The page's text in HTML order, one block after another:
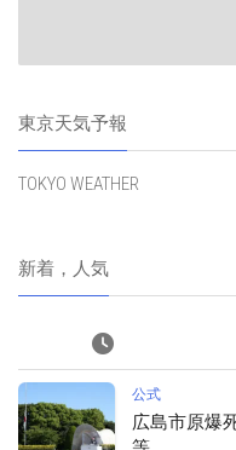
東京天気予報
TOKYO WEATHER
新着，人気
公式
広島市原爆